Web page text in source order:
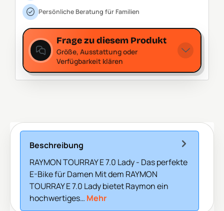
Persönliche Beratung für Familien
Frage zu diesem Produkt
Größe, Ausstattung oder
Verfügbarkeit klären
Beschreibung
RAYMON TOURRAY E 7.0 Lady - Das perfekte
E-Bike für Damen Mit dem RAYMON
TOURRAY E 7.0 Lady bietet Raymon ein
hochwertiges… Mehr